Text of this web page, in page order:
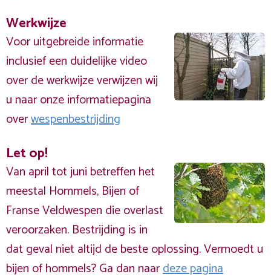
Werkwijze
Voor uitgebreide informatie
inclusief een duidelijke video
over de werkwijze verwijzen wij
u naar onze informatiepagina
overwespenbestrijding
Let op!
Van april tot juni betreffen het
meestal Hommels, Bijen of
Franse Veldwespen die overlast
veroorzaken. Bestrijding is in
dat geval niet altijd de beste oplossing. Vermoedt u
bijen of hommels? Ga dan naardeze pagina